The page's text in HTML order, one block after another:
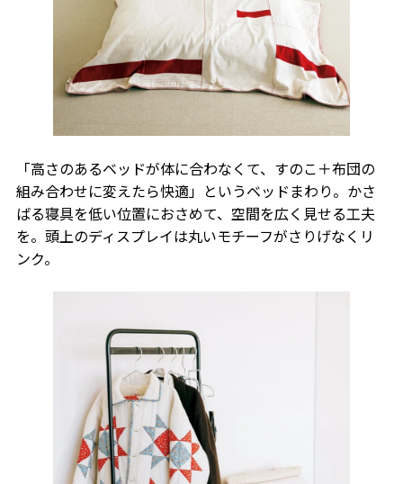
「高さのあるベッドが体に合わなくて、すのこ＋布団の
組み合わせに変えたら快適」というベッドまわり。かさ
ばる寝具を低い位置におさめて、空間を広く見せる工夫
を。頭上のディスプレイは丸いモチーフがさりげなくリ
ンク。